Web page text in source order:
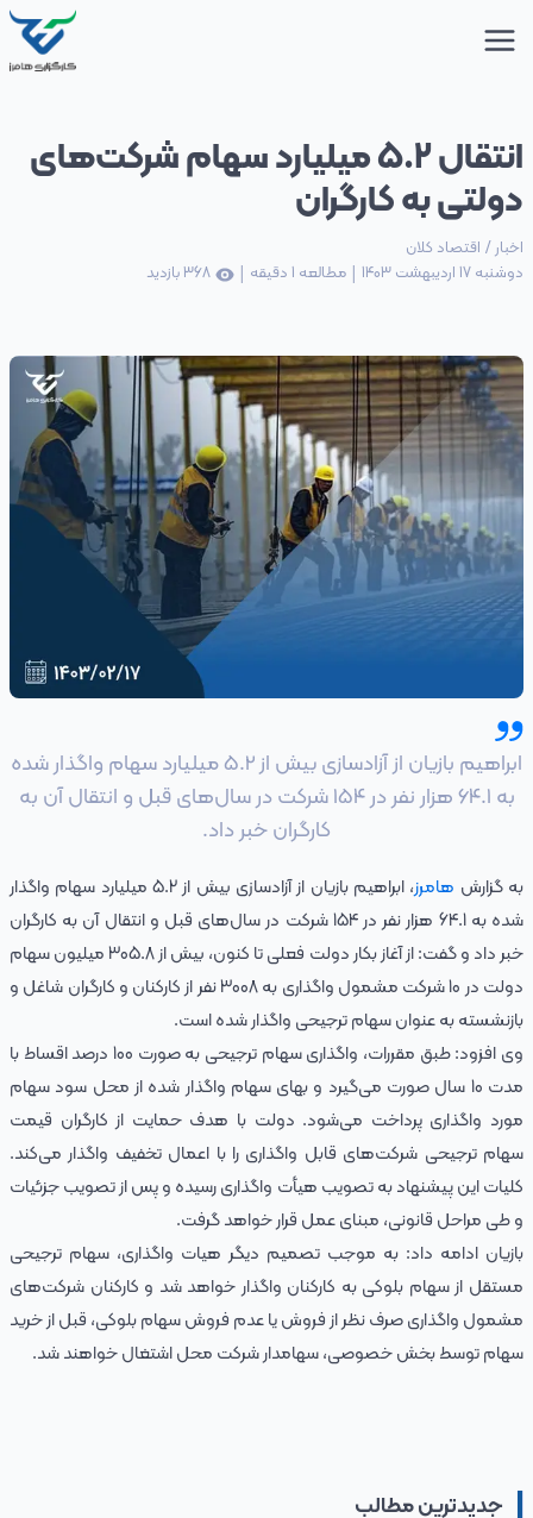
انتقال ۵.۲ میلیارد سهام شرکت‌های
دولتی به کارگران
اخبار / اقتصاد کلان
دوشنبه 17 اردیبهشت 1403
| مطالعه 1 دقیقه |
368بازدید
ابراهیم بازیان از آزادسازی بیش از 5.2 میلیارد سهام واگذار شده
به 64.1 هزار نفر در 154 شرکت در سال‌های قبل و انتقال آن به
کارگران خبر داد.
به گزارش هامرز
، ابراهیم بازیان از آزادسازی بیش از 5.2 میلیارد سهام واگذار
شده به 64.1 هزار نفر در 154 شرکت در سال‌های قبل و انتقال آن به کارگران
خبر داد و گفت: از آغاز بکار دولت فعلی تا کنون، بیش از 305.8 میلیون سهام
دولت در 10 شرکت مشمول واگذاری به 3008 نفر از کارکنان و کارگران شاغل و
بازنشسته به عنوان سهام ترجیحی واگذار شده است.
وی افزود: طبق مقررات، واگذاری سهام ترجیحی به صورت 100 درصد اقساط با
مدت 10 سال صورت می‌گیرد و بهای سهام واگذار شده از محل سود سهام
مورد واگذاری پرداخت می‌شود. دولت با هدف حمایت از کارگران قیمت
سهام ترجیحی شرکت‌های قابل واگذاری را با اعمال تخفیف واگذار می‌کند.
کلیات این پیشنهاد به تصویب هیأت واگذاری رسیده و پس از تصویب جزئیات
و طی مراحل قانونی، مبنای عمل قرار خواهد گرفت.
بازیان ادامه داد: به موجب تصمیم دیگر هیات واگذاری، سهام ترجیحی
مستقل از سهام بلوکی به کارکنان واگذار خواهد شد و کارکنان شرکت‌های
مشمول واگذاری صرف نظر از فروش یا عدم فروش سهام بلوکی، قبل از خرید
سهام توسط بخش خصوصی، سهامدار شرکت محل اشتغال خواهند شد.
جدیدترین مطالب